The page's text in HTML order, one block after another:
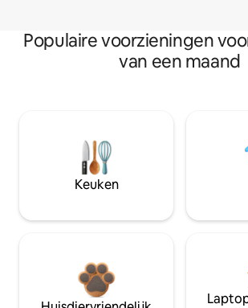
Populaire voorzieningen
van een maand
Keuken